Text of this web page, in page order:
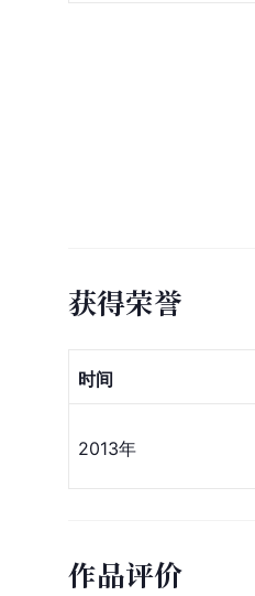
获得荣誉
时间
2013年
作品评价